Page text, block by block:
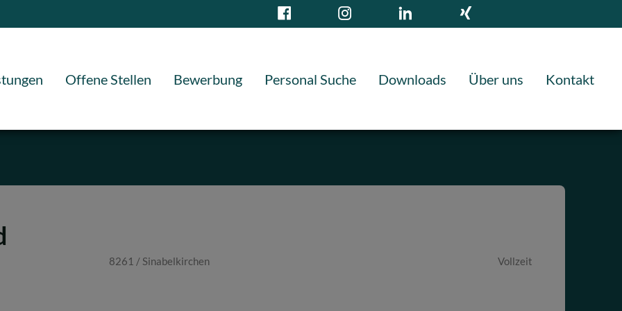
Offene Stellen Bewerbung Personal Suche Downloads Über uns Kontakt
8261 / Sinabelkirchen Vollzeit